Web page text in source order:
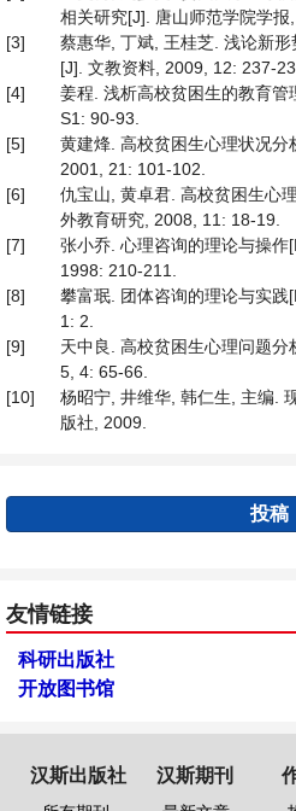
相关研究[J]. 唐山师范学院学
[3]
蔡惠华, 丁斌, 王桂芝. 浅论新
[J]. 文教资料, 2009, 12: 237-
[4]
姜程. 浅析高校贫困生的教育管
S1: 90-93.
[5]
黄建烽. 高校贫困生心理状况分
2001, 21: 101-102.
[6]
仇宝山, 黄卓君. 高校贫困生心
外教育研究, 2008, 11: 18-19.
[7]
张小乔. 心理咨询的理论与操作
1998: 210-211.
[8]
攀富珉. 团体咨询的理论与实
1: 2.
[9]
天中良. 高校贫困生心理问题
5, 4: 65-66.
[10]
杨昭宁, 井维华, 韩仁生, 主编.
版社, 2009.
投稿
友情链接
科研出版社
开放图书馆
汉斯出版社 汉斯期刊